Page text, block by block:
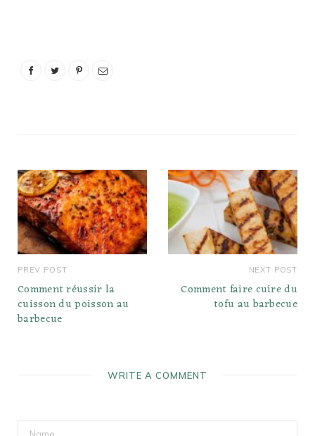
besoin de le faire
PREV POST
Comment réussir la
cuisson du poisson au
barbecue
NEXT POST
Comment faire cuire du
tofu au barbecue
WRITE A COMMENT